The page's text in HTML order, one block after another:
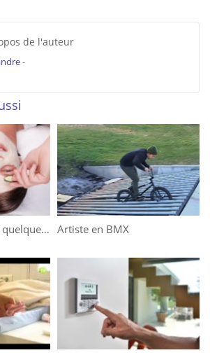
de l'auteur
-
Beauté de la peau : quelques infusions pour sublimer votre teint Artiste en BMX